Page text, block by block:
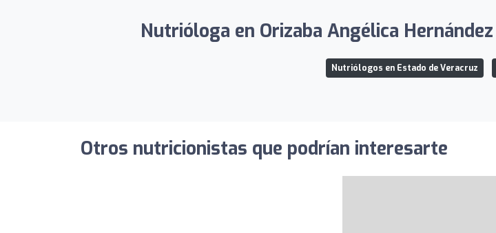
Nutrióloga en Orizaba Angélica
Nutriólogos en Estado de Veracruz
Otros nutricionistas que podrían interesarte